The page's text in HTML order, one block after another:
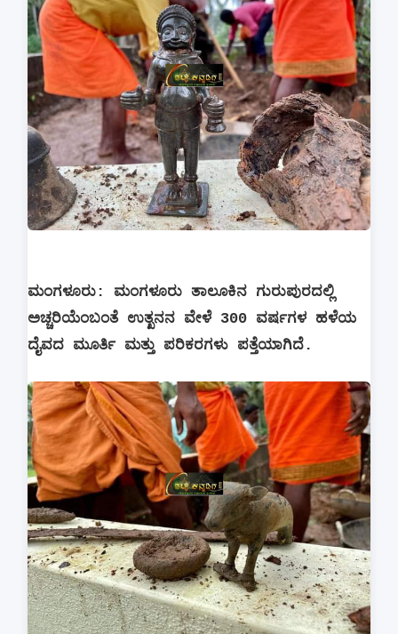
ಮಂಗಳೂರು: ಮಂಗಳೂರು ತಾಲೂಕಿನ ಗುರುಪುರದಲ್ಲಿ
ಅಚ್ಚರಿಯೆಂಬಂತೆ ಉತ್ಖನನ ವೇಳೆ 300 ವರ್ಷಗಳ ಹಳೆಯ
ದೈವದ ಮೂರ್ತಿ ಮತ್ತು ಪರಿಕರಗಳು ಪತ್ತೆಯಾಗಿದೆ.